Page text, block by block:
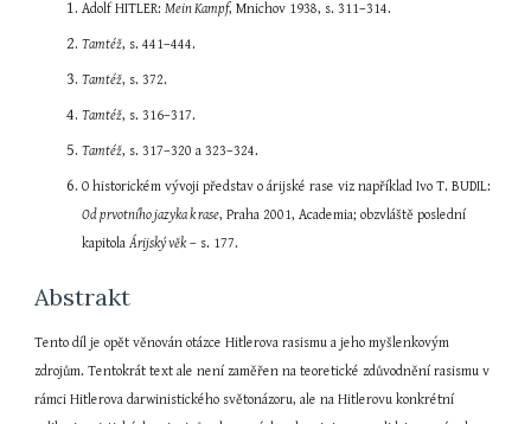
Adolf HITLER: Mein Kampf, Mnichov 1938, s. 311–314.
Tamtéž, s. 441–444.
Tamtéž, s. 372.
Tamtéž, s. 316–317.
Tamtéž, s. 317–320 a 323–324.
Od prvotního jazyka k rase, Praha 2001, Academia; obzvláště poslední
kapitola Árijský věk – s. 177.
Abstrakt
Tento díl je opět věnován otázce Hitlerova rasismu a jeho myšlenkovým
zdrojům. Tentokrát text ale není zaměřen na teoretické zdůvodnění rasismu v
rámci Hitlerova darwinistického světonázoru, ale na Hitlerovu konkrétní